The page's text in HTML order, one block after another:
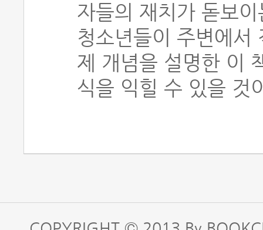
자들의 재치가 돋보
청소년들이 주변에서
제 개념을 설명한 이
식을 익힐 수 있을 것